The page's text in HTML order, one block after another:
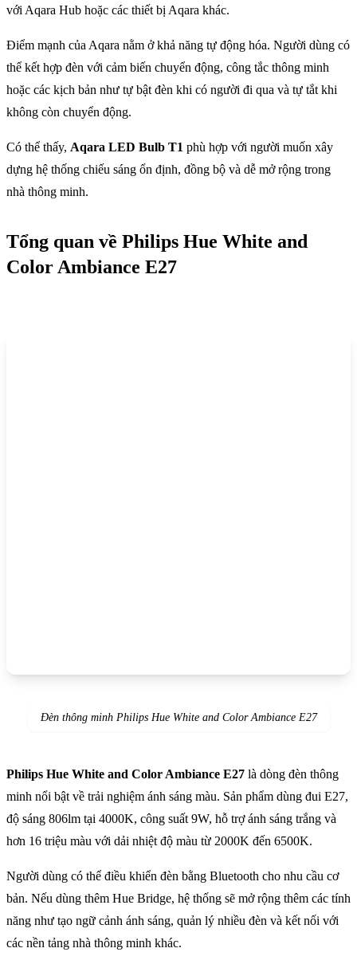
với Aqara Hub hoặc các thiết bị Aqara khác.
Điểm mạnh của Aqara nằm ở khả năng tự động hóa. Người dùng có
thể kết hợp đèn với cảm biến chuyển động, công tắc thông minh
hoặc các kịch bản như tự bật đèn khi có người đi qua và tự tắt khi
không còn chuyển động.
Có thể thấy, Aqara LED Bulb T1 phù hợp với người muốn xây
dựng hệ thống chiếu sáng ổn định, đồng bộ và dễ mở rộng trong
nhà thông minh.
Tổng quan về Philips Hue White and
Color Ambiance E27
Đèn thông minh Philips Hue White and Color Ambiance E27
Philips Hue White and Color Ambiance E27 là dòng đèn thông
minh nổi bật về trải nghiệm ánh sáng màu. Sản phẩm dùng đui E27,
độ sáng 806lm tại 4000K, công suất 9W, hỗ trợ ánh sáng trắng và
hơn 16 triệu màu với dải nhiệt độ màu từ 2000K đến 6500K.
Người dùng có thể điều khiển đèn bằng Bluetooth cho nhu cầu cơ
bản. Nếu dùng thêm Hue Bridge, hệ thống sẽ mở rộng thêm các tính
năng như tạo ngữ cảnh ánh sáng, quản lý nhiều đèn và kết nối với
các nền tảng nhà thông minh khác.